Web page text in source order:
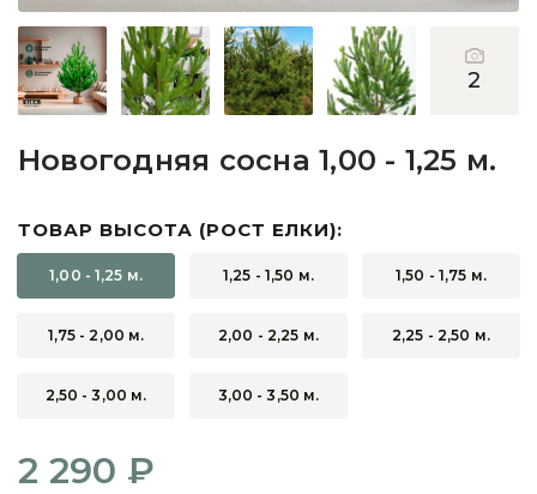
Прочее
Сосны
2
Новогодняя сосна 1,00 - 1,25 м.
ТОВАР ВЫСОТА (РОСТ ЕЛКИ):
1,00 - 1,25 м. 1,25 - 1,50 м. 1,50 - 1,75 м.
1,75 - 2,00 м. 2,00 - 2,25 м. 2,25 - 2,50 м.
2,50 - 3,00 м. 3,00 - 3,50 м.
2 290 ₽